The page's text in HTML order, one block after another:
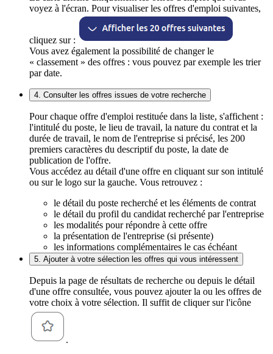
voyez à l'écran. Pour visualiser les offres d'emploi suivantes,
cliquez sur :
Vous avez également la possibilité de changer le
« classement » des offres : vous pouvez par exemple les trier
par date.
4. Consulter les offres issues de votre recherche
Pour chaque offre d'emploi restituée dans la liste, s'affichent :
l'intitulé du poste, le lieu de travail, la nature du contrat et la
durée de travail, le nom de l'entreprise si précisé, les 200
premiers caractères du descriptif du poste, la date de
publication de l'offre.
Vous accédez au détail d'une offre en cliquant sur son intitulé
ou sur le logo sur la gauche. Vous retrouvez :
le détail du poste recherché et les éléments de contrat
le détail du profil du candidat recherché par l'entreprise
les modalités pour répondre à cette offre
la présentation de l'entreprise (si présente)
les informations complémentaires le cas échéant
5. Ajouter à votre sélection les offres qui vous intéressent
Depuis la page de résultats de recherche ou depuis le détail
d'une offre consultée, vous pouvez ajouter la ou les offres de
votre choix à votre sélection. Il suffit de cliquer sur l'icône
.